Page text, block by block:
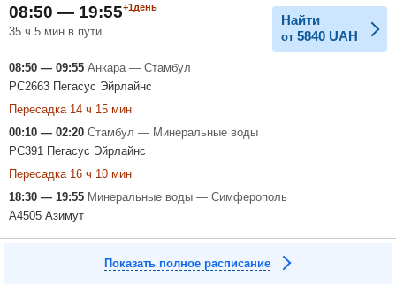
08:50 — 19:55+1день
35 ч 5 мин в пути
Найти
от 5840 UAH
08:50 — 09:55 Анкара — Стамбул
PC2663 Пегасус Эйрлайнс
Пересадка 14 ч 15 мин
00:10 — 02:20 Стамбул — Минеральные воды
PC391 Пегасус Эйрлайнс
Пересадка 16 ч 10 мин
18:30 — 19:55 Минеральные воды — Симферополь
A4505 Азимут
Показать полное расписание